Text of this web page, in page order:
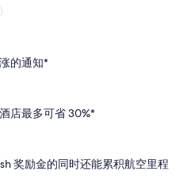
的通知*
店最多可省 30%*
奖励金的同时还能累积航空里程